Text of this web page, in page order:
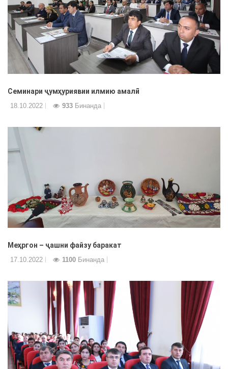
Семинари ҷумҳуриявии илмию амалӣ
18.10.2022 933 Бинанда
Меҳргон – ҷашни файзу баракат
17.10.2022 1100 Бинанда